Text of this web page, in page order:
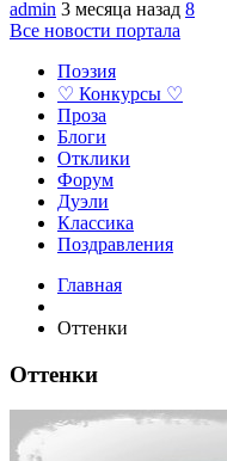
admin 3 месяца назад 8
Все новости портала
Поэзия
♡ Конкурсы ♡
Проза
Блоги
Отклики
Форум
Дуэли
Классика
Поздравления
Главная
Оттенки
Оттенки